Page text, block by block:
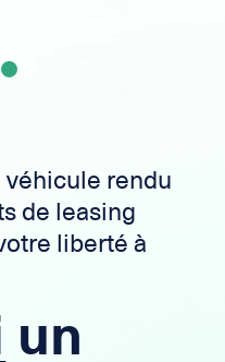
véhicule rendu
de leasing
liberté à
un